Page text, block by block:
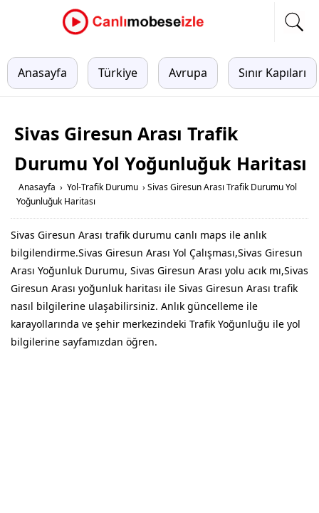
Anasayfa Türkiye Avrupa Sınır Kapıları
Sivas Giresun Arası Trafik
Durumu Yol Yoğunluğuk Haritası
Anasayfa › Yol-Trafik Durumu › Sivas Giresun Arası Trafik Durumu Yol
Yoğunluğuk Haritası
Sivas Giresun Arası trafik durumu canlı maps ile anlık
bilgilendirme.Sivas Giresun Arası Yol Çalışması,Sivas Giresun
Arası Yoğunluk Durumu, Sivas Giresun Arası yolu acık mı,Sivas
Giresun Arası yoğunluk haritası ile Sivas Giresun Arası trafik
nasıl bilgilerine ulaşabilirsiniz. Anlık güncelleme ile
karayollarında ve şehir merkezindeki Trafik Yoğunluğu ile yol
bilgilerine sayfamızdan öğren.